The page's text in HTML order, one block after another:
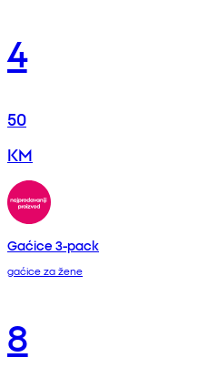
4
50
KM
Gaćice 3-pack
gaćice za žene
8